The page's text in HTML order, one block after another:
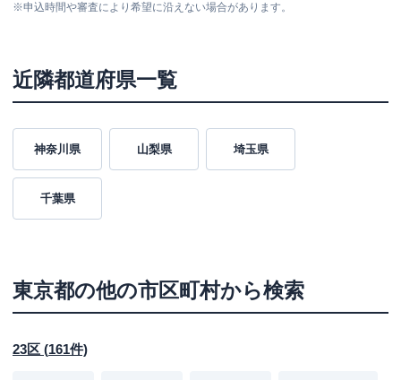
※申込時間や審査により希望に沿えない場合があります。
近隣都道府県一覧
神奈川県 山梨県 埼玉県
千葉県
東京都の他の市区町村から検索
23区 (161件)